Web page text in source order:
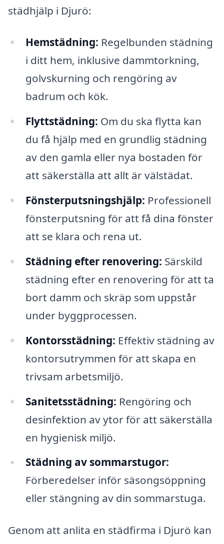
städhjälp i Djurö:
Hemstädning: Regelbunden städning
i ditt hem, inklusive dammtorkning,
golvskurning och rengöring av
badrum och kök.
Flyttstädning: Om du ska flytta kan
du få hjälp med en grundlig städning
av den gamla eller nya bostaden för
att säkerställa att allt är välstädat.
Fönsterputsningshjälp: Professionell
fönsterputsning för att få dina fönster
att se klara och rena ut.
Städning efter renovering: Särskild
städning efter en renovering för att ta
bort damm och skräp som uppstår
under byggprocessen.
Kontorsstädning: Effektiv städning av
kontorsutrymmen för att skapa en
trivsam arbetsmiljö.
Sanitetsstädning: Rengöring och
desinfektion av ytor för att säkerställa
en hygienisk miljö.
Städning av sommarstugor:
Förberedelser inför säsongsöppning
eller stängning av din sommarstuga.
Genom att anlita en städfirma i Djurö kan